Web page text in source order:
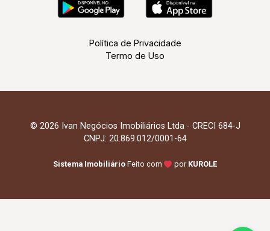
Política de Privacidade
Termo de Uso
© 2026 Ivan Negócios Imobiliários Ltda - CRECI 684-J
CNPJ: 20.869.012/0001-64
Sistema Imobiliário Feito com por KUROLE